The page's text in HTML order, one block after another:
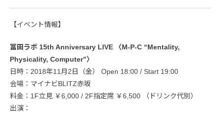
【イベント情報】
冨田ラボ 15th Anniversary LIVE 〈M-P-C “Mentality,
Physicality, Computer”〉
日時：2018年11月2日（金） Open 18:00 / Start 19:00
会場：マイナビBLITZ赤坂
料金：1F立見 ￥6,000 / 2F指定席 ￥6,500 （ドリンク代別）
出演：